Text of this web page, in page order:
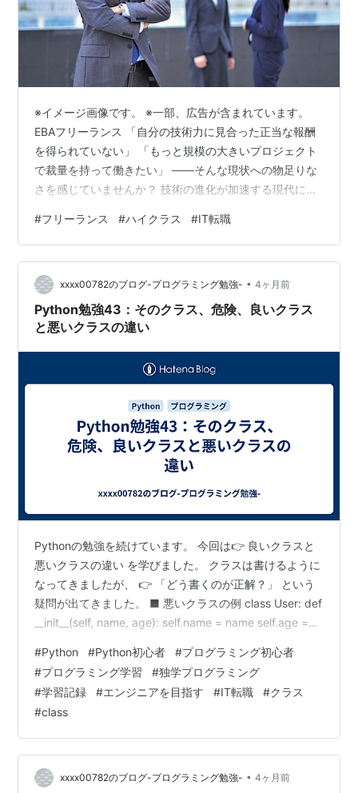
※イメージ画像です。 ※一部、広告が含まれています。
EBAフリーランス 「自分の技術力に見合った正当な報酬
を得られていない」 「もっと規模の大きいプロジェクト
で裁量を持って働きたい」 ――そんな現状への物足りな
さを感じていませんか？ 技術の進化が加速する現代にお
想の働き方を手に入れるための強力なプラットフォーム
が注目を集めています。 それが、EBAテック株式会社が
運営するハイクラス案件に特化したプレミアムな案件提
案サービス【EBAフリーランス】です。 本記事では、高
単価ITフリーランス案件多数という圧倒的な強みを誇る
同サービスの魅力と、エ…
#フリーランス #ハイクラス #IT転職
xxxx00782のブログ-プログラミング勉強- • 4ヶ月前
Python勉強43：そのクラス、危険、良いクラス
と悪いクラスの違い
Pythonの勉強を続けています。 今回は👉 良いクラスと
悪いクラスの違い を学びました。 クラスは書けるように
なってきましたが、 👉 「どう書くのが正解？」 という
疑問が出てきました。 ■ 悪いクラスの例 class User: def
__init__(self, name, age): self.name = name self.age =
return 10 + 20 def send_email(self): print("メール送信")
👉 いろいろ詰め込みすぎ ■ 何が問題？…
#Python #Python初心者 #プログラミング初心者
#プログラミング学習 #独学プログラミング
#学習記録 #エンジニアを目指す #IT転職 #クラス
#class
xxxx00782のブログ-プログラミング勉強- • 4ヶ月前